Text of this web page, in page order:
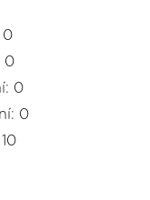
0
0
0
0